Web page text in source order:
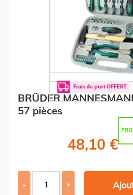
BRÜDER
57 pièces
48,10 €
- +